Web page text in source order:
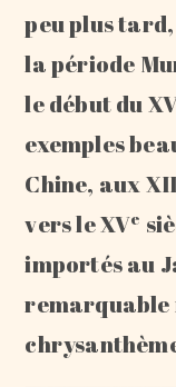
peu plus
la période
le début du
exemples
Chine, aux XII
vers le XVe
importés au
remarquable